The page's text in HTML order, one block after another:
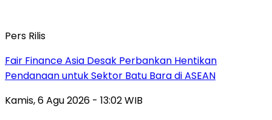
Pers Rilis
Fair Finance Asia Desak Perbankan Hentikan
Pendanaan untuk Sektor Batu Bara di ASEAN
Kamis, 6 Agu 2026 - 13:02 WIB